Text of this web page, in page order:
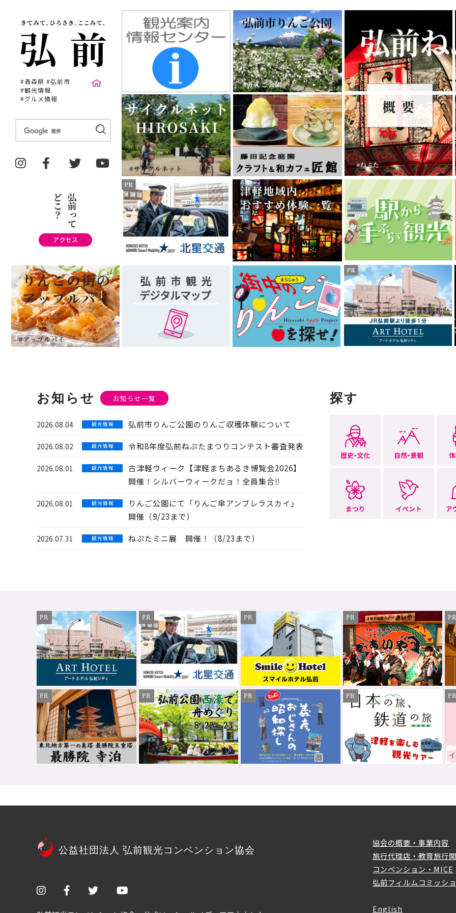
#青森県 #弘前市
#観光情報
#グルメ情報
お知らせ お知らせ一覧
2026.08.04 観 光 情 報 弘前市りんご公園のりんご収穫体験について
2026.08.02 観 光 情 報 令和8年度弘前ねぷたまつりコンテスト審査発表
2026.08.01 観 光 情 報
古津軽ウィーク【津軽まちあるき博覧会2026】
開催！シルバーウィークだョ！全員集合‼
2026.08.01 観 光 情 報
りんご公園にて「りんご傘アンブレラスカイ」
開催（9/23まで）
2026.07.31 観 光 情 報 ねぷたミニ展 開催！（8/23まで）
探す
PR PR PR PR
PR PR PR PR
公益社団法人 弘前観光コンベンション協会
協会の概要・事業内容
旅行代理店・教育旅行
コンベンション・MICE
弘前フィルムコミッシ
English